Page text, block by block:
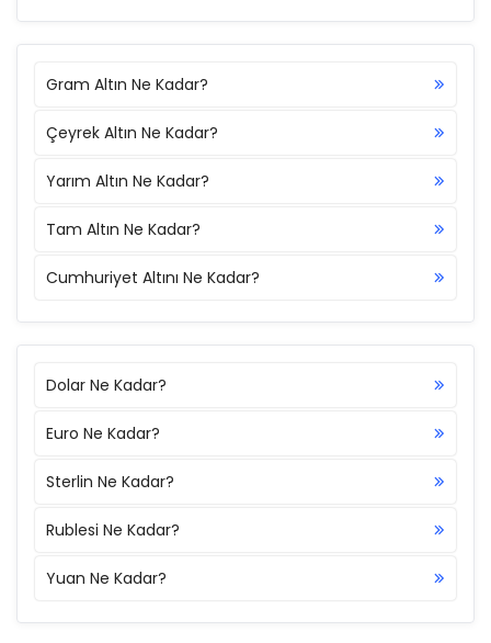
Gram Altın Ne Kadar?
Çeyrek Altın Ne Kadar?
Yarım Altın Ne Kadar?
Tam Altın Ne Kadar?
Cumhuriyet Altını Ne Kadar?
Dolar Ne Kadar?
Euro Ne Kadar?
Sterlin Ne Kadar?
Rublesi Ne Kadar?
Yuan Ne Kadar?